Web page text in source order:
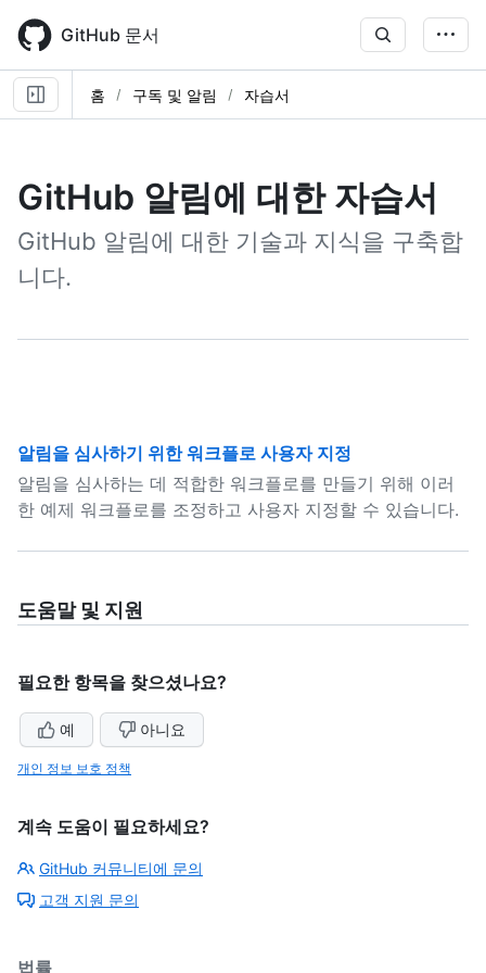
main
content
GitHub 문서
홈 구독 및 알림 자습서
GitHub 알림에 대한 자습서
GitHub 알림에 대한 기술과 지식을 구축합
니다.
알림을 심사하기 위한 워크플로 사용자 지정
알림을 심사하는 데 적합한 워크플로를 만들기 위해 이러
한 예제 워크플로를 조정하고 사용자 지정할 수 있습니다.
도움말 및 지원
필요한 항목을 찾으셨나요?
예 아니요
개인 정보 보호 정책
계속 도움이 필요하세요?
GitHub 커뮤니티에 문의
고객 지원 문의
법률